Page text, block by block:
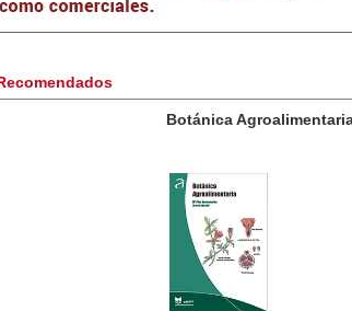
Botánica Agroalimentaria
35,00 €
IVA INCLUIDO